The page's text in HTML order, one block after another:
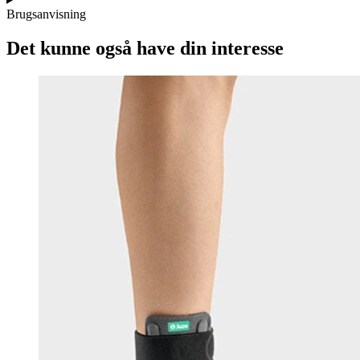
Brugsanvisning
Det kunne også have din interesse